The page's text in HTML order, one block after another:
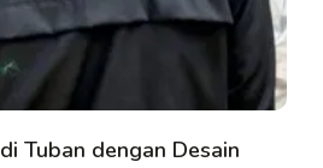
Tuban dengan Desain